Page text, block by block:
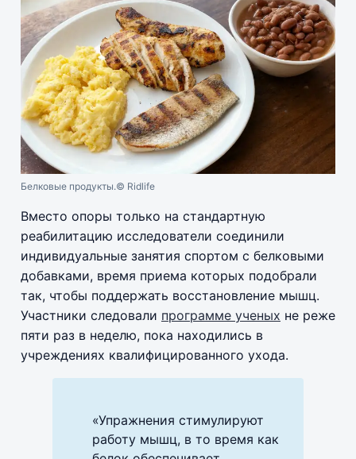
Белковые продукты.© Ridlife
Вместо опоры только на стандартную
реабилитацию исследователи соединили
индивидуальные занятия спортом с белковыми
добавками, время приема которых подобрали
так, чтобы поддержать восстановление мышц.
Участники следовали программе ученых не реже
пяти раз в неделю, пока находились в
учреждениях квалифицированного ухода.
«Упражнения стимулируют
работу мышц, в то время как